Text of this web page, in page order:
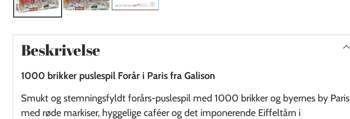
Beskrivelse
1000 brikker puslespil Forår i Paris fra Galison
Smukt og stemningsfyldt forårs-puslespil med 1000 brikker og byernes by Paris
med røde markiser, hyggelige caféer og det imponerende Eiffeltårn i